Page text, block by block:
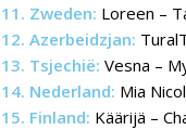
11. Zweden: Loreen –
12. Azerbeidzjan:
13. Tsjechië: Vesna –
14. Nederland: Mia
15. Finland: Käärijä –